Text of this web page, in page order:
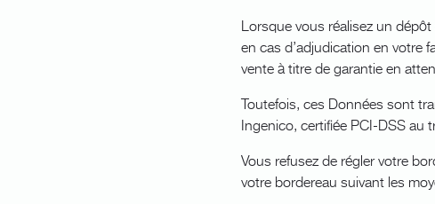
Lorsque vous réalisez un
en cas d’adjudication en votre
vente à titre de garantie en
Toutefois, ces Données sont
Ingenico, certifiée PCI-DSS au
Vous refusez de régler votre
votre bordereau suivant les